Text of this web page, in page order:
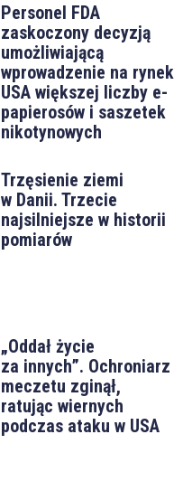
Personel FDA
zaskoczony decyzją
umożliwiającą
wprowadzenie na rynek
USA większej liczby e-
papierosów i saszetek
nikotynowych
Trzęsienie ziemi
w Danii. Trzecie
najsilniejsze w historii
pomiarów
„Oddał życie
za innych”. Ochroniarz
meczetu zginął,
ratując wiernych
podczas ataku w USA